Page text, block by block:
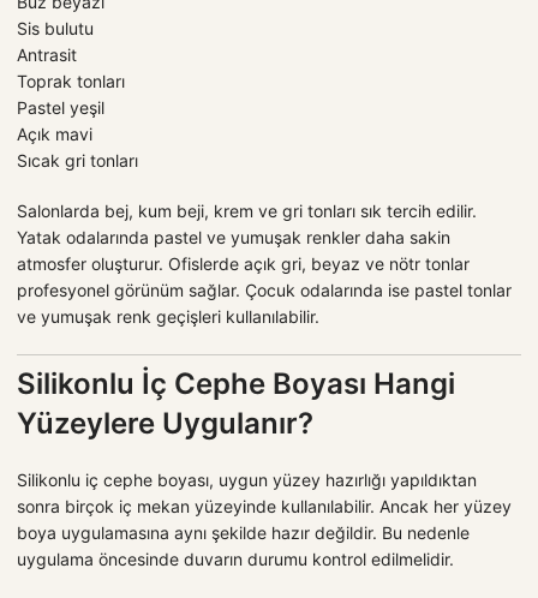
Sis bulutu
Antrasit
Toprak tonları
Pastel yeşil
Açık mavi
Sıcak gri tonları
Salonlarda bej, kum beji, krem ve gri tonları sık tercih edilir.
Yatak odalarında pastel ve yumuşak renkler daha sakin
atmosfer oluşturur. Ofislerde açık gri, beyaz ve nötr tonlar
profesyonel görünüm sağlar. Çocuk odalarında ise pastel tonlar
ve yumuşak renk geçişleri kullanılabilir.
Silikonlu İç Cephe Boyası Hangi
Yüzeylere Uygulanır?
Silikonlu iç cephe boyası, uygun yüzey hazırlığı yapıldıktan
sonra birçok iç mekan yüzeyinde kullanılabilir. Ancak her yüzey
boya uygulamasına aynı şekilde hazır değildir. Bu nedenle
uygulama öncesinde duvarın durumu kontrol edilmelidir.